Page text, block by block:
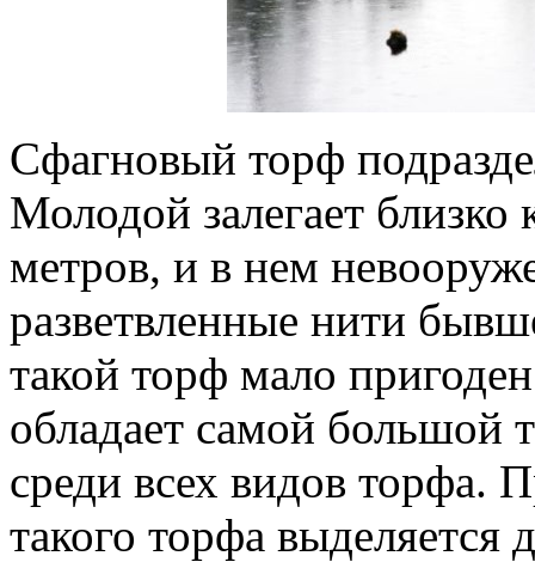
Сфагновый торф
Молодой залегает близко
метров, и в нем
разветвленные нити
такой торф мало
обладает самой большой
среди всех видов торфа.
такого торфа